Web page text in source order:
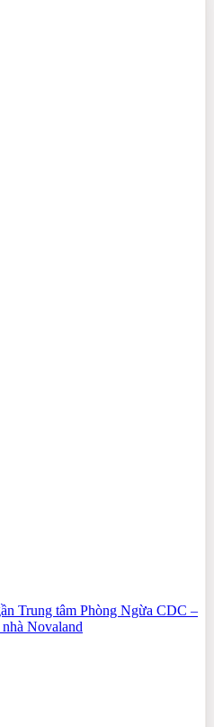
Trung tâm Phòng Ngừa CDC –
Novaland